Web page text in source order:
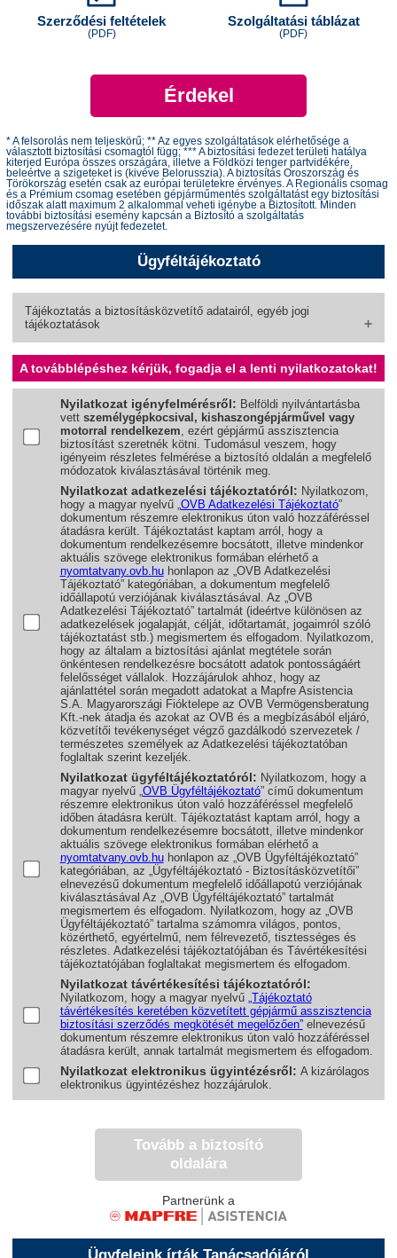
Szerződési feltételek
(PDF)
Szolgáltatási táblázat
(PDF)
Érdekel
* A felsorolás nem teljeskörű; ** Az egyes szolgáltatások elérhetősége a
választott biztosítási csomagtól függ; *** A biztosítási fedezet területi hatálya
kiterjed Európa összes országára, illetve a Földközi tenger partvidékére,
beleértve a szigeteket is (kivéve Belorusszia). A biztosítás Oroszország és
Törökország esetén csak az európai területekre érvényes. A Regionális csomag
és a Prémium csomag esetében gépjárműmentés szolgáltatást egy biztosítási
időszak alatt maximum 2 alkalommal veheti igénybe a Biztosított. Minden
további biztosítási esemény kapcsán a Biztosító a szolgáltatás
megszervezésére nyújt fedezetet.
Ügyféltájékoztató
Tájékoztatás a biztosításközvetítő adatairól, egyéb jogi
tájékoztatások
A továbblépéshez kérjük, fogadja el a lenti nyilatkozatokat!
Nyilatkozat igényfelmérésről: Belföldi nyilvántartásba
vett személygépkocsival, kishaszongépjárművel vagy
motorral rendelkezem , ezért gépjármű asszisztencia
biztosítást szeretnék kötni. Tudomásul veszem, hogy
igényeim részletes felmérése a biztosító oldalán a megfelelő
módozatok kiválasztásával történik meg.
Nyilatkozat adatkezelési tájékoztatóról: Nyilatkozom,
hogy a magyar nyelvű „ OVB Adatkezelési Tájékoztató”
dokumentum részemre elektronikus úton való hozzáféréssel
átadásra került. Tájékoztatást kaptam arról, hogy a
dokumentum rendelkezésemre bocsátott, illetve mindenkor
aktuális szövege elektronikus formában elérhető a
nyomtatvany.ovb.huhonlapon az „OVB Adatkezelési
Tájékoztató” kategóriában, a dokumentum megfelelő
időállapotú verziójának kiválasztásával. Az „OVB
Adatkezelési Tájékoztató” tartalmát (ideértve különösen az
adatkezelések jogalapját, célját, időtartamát, jogaimról szóló
tájékoztatást stb.) megismertem és elfogadom. Nyilatkozom,
hogy az általam a biztosítási ajánlat megtétele során
önkéntesen rendelkezésre bocsátott adatok pontosságáért
felelősséget vállalok. Hozzájárulok ahhoz, hogy az
ajánlattétel során megadott adatokat a Mapfre Asistencia
S.A. Magyarországi Fióktelepe az OVB Vermögensberatung
Kft.-nek átadja és azokat az OVB és a megbízásából eljáró,
közvetítői tevékenységet végző gazdálkodó szervezetek /
természetes személyek az Adatkezelési tájékoztatóban
foglaltak szerint kezeljék.
Nyilatkozat ügyféltájékoztatóról: Nyilatkozom, hogy a
magyar nyelvű „ OVB Ügyféltájékoztató” című dokumentum
részemre elektronikus úton való hozzáféréssel megfelelő
időben átadásra került. Tájékoztatást kaptam arról, hogy a
dokumentum rendelkezésemre bocsátott, illetve mindenkor
aktuális szövege elektronikus formában elérhető a
nyomtatvany.ovb.huhonlapon az „OVB Ügyféltájékoztató”
kategóriában, az „Ügyféltájékoztató - Biztosításközvetítői”
elnevezésű dokumentum megfelelő időállapotú verziójának
kiválasztásával Az „OVB Ügyféltájékoztató” tartalmát
megismertem és elfogadom. Nyilatkozom, hogy az „OVB
Ügyféltájékoztató” tartalma számomra világos, pontos,
közérthető, egyértelmű, nem félrevezető, tisztességes és
részletes. Adatkezelési tájékoztatójában és Távértékesítési
tájékoztatójában foglaltakat megismertem és elfogadom.
Nyilatkozat távértékesítési tájékoztatóról:
Nyilatkozom, hogy a magyar nyelvű „Tájékoztató
távértékesítés keretében közvetített gépjármű asszisztencia
biztosítási szerződés megkötését megelőzően”elnevezésű
dokumentum részemre elektronikus úton való hozzáféréssel
átadásra került, annak tartalmát megismertem és elfogadom.
Nyilatkozat elektronikus ügyintézésről: A kizárólagos
elektronikus ügyintézéshez hozzájárulok.
Tovább a biztosító
oldalára
Partnerünk a